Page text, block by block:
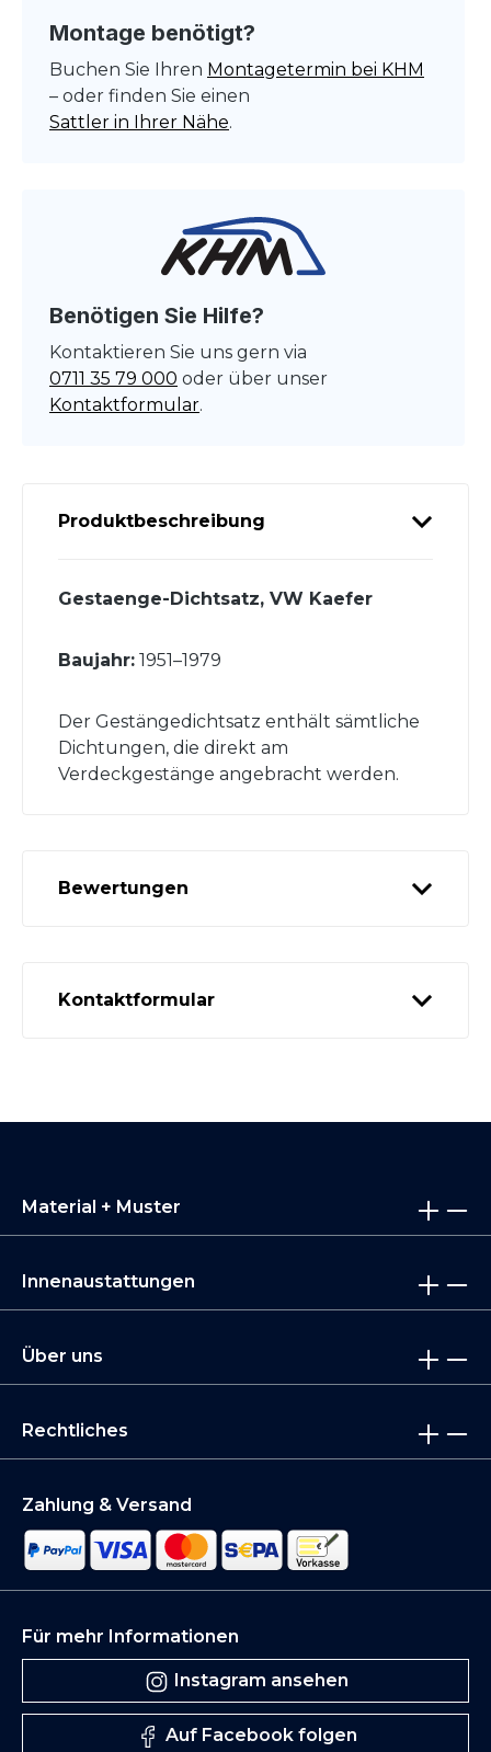
Montage benötigt?
Buchen Sie Ihren Montagetermin bei KHM
– oder finden Sie einen
Sattler in Ihrer Nähe.
Benötigen Sie Hilfe?
Kontaktieren Sie uns gern via
0711 35 79 000 oder über unser
Kontaktformular.
Produktbeschreibung
Gestaenge-Dichtsatz, VW Kaefer
Baujahr: 1951–1979
Der Gestängedichtsatz enthält sämtliche
Dichtungen, die direkt am
Verdeckgestänge angebracht werden.
Bewertungen
Kontaktformular
Material + Muster
Innenaustattungen
Über uns
Rechtliches
Zahlung & Versand
Für mehr Informationen
Instagram ansehen
Auf Facebook folgen